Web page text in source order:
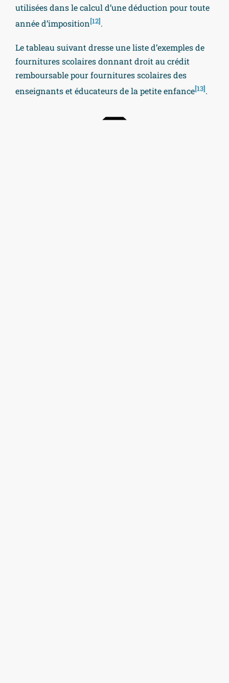
utilisées dans le calcul d’une déduction pour toute
année d’imposition[12].
Le tableau suivant dresse une liste d’exemples de
fournitures scolaires donnant droit au crédit
remboursable pour fournitures scolaires des
enseignants et éducateurs de la petite enfance[13].